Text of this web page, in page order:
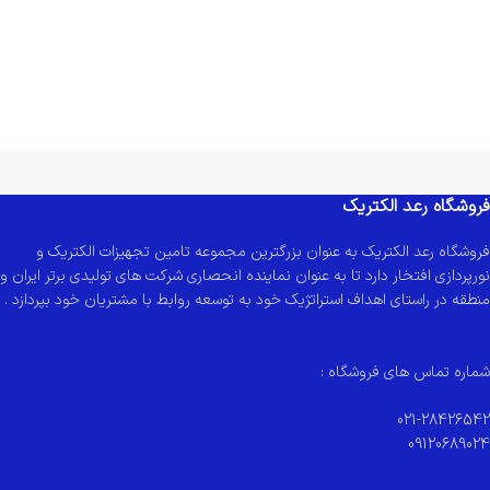
فروشگاه رعد الکتریک
فروشگاه رعد الکتریک به عنوان بزرگترین مجموعه تامین تجهیزات الکتریک و
نورپردازی افتخار دارد تا به عنوان نماینده انحصاری شرکت های تولیدی برتر ایران و
منطقه در راستای اهداف استراتژیک خود به توسعه روابط با مشتریان خود بپردازد .
شماره تماس های فروشگاه :
021-28426542
09120689024